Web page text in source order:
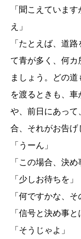
「聞こえていま
え」
「たとえば、道
て青が多く、何カ
ましょう。どの
を渡るときも、
や、前日にあっ
合、それがお告げ
「うーん」
「この場合、決
「少しお待ちを」
「何ですかな、そ
「信号と決め事と
「そうじゃよ」